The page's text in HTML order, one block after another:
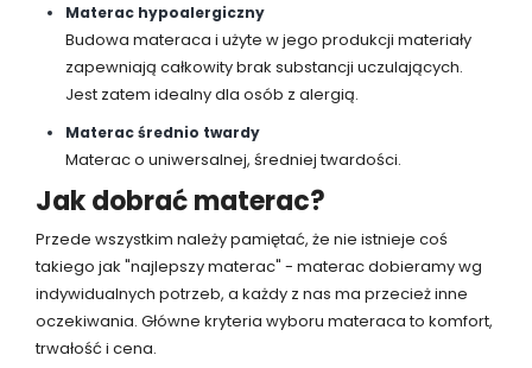
Materac hypoalergiczny
Budowa materaca i użyte w jego produkcji materiały
zapewniają całkowity brak substancji uczulających.
Jest zatem idealny dla osób z alergią.
Materac średnio twardy
Materac o uniwersalnej, średniej twardości.
Jak dobrać materac?
Przede wszystkim należy pamiętać, że nie istnieje coś
takiego jak "najlepszy materac" - materac dobieramy wg
indywidualnych potrzeb, a każdy z nas ma przecież inne
oczekiwania. Główne kryteria wyboru materaca to komfort,
trwałość i cena.